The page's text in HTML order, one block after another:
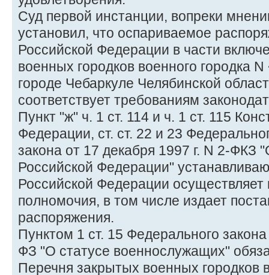
Суд первой инстанции, вопреки
установил, что оспариваемое
Российской Федерации в части
военных городков военного городка
городе Чебаркуле Челябинской
соответствует требованиям
Пункт "ж" ч. 1 ст. 114 и ч. 1 ст. 115
Федерации, ст. ст. 22 и 23
закона от 17 декабря 1997 г. N 2-ФКЗ
Российской Федерации"
Российской Федерации
полномочия, в том числе издает
распоряжения.
Пунктом 1 ст. 15 Федерального
ФЗ "О статусе военнослужащих"
Перечня закрытых военных городков